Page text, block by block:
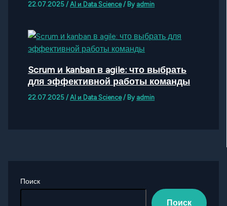
22.07.2025/AI и Data Science/ By admin
Scrum и kanban в agile: что выбрать
для эффективной работы команды
22.07.2025/AI и Data Science/ By admin
Поиск
Поиск